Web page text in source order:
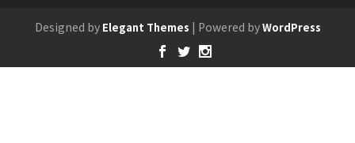
Designed by Elegant Themes | Powered byWordPress